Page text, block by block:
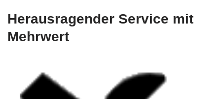
Herausragender Service mit
Mehrwert